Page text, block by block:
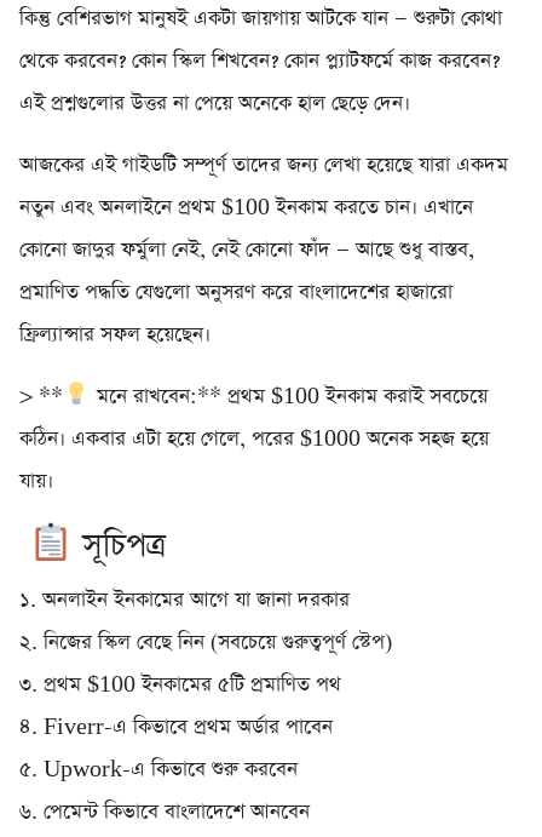
কিন্তু বেশিরভাগ মানুষই একটা জায়গায় আটকে যান — শুরুটা কোথা
থেকে করবেন? কোন স্কিল শিখবেন? কোন প্ল্যাটফর্মে কাজ করবেন?
এই প্রশ্নগুলোর উত্তর না পেয়ে অনেকে হাল ছেড়ে দেন।
আজকের এই গাইডটি সম্পূর্ণ তাদের জন্য লেখা হয়েছে যারা একদম
নতুন এবং অনলাইনে প্রথম $100 ইনকাম করতে চান। এখানে
কোনো জাদুর ফর্মুলা নেই, নেই কোনো ফাঁদ — আছে শুধু বাস্তব,
প্রমাণিত পদ্ধতি যেগুলো অনুসরণ করে বাংলাদেশের হাজারো
ফ্রিল্যান্সার সফল হয়েছেন।
> **
মনে রাখবেন:** প্রথম $100 ইনকাম করাই সবচেয়ে
কঠিন। একবার এটা হয়ে গেলে, পরের $1000 অনেক সহজ হয়ে
যায়।
সূচিপত্র
১. অনলাইন ইনকামের আগে যা জানা দরকার
২. নিজের স্কিল বেছে নিন (সবচেয়ে গুরুত্বপূর্ণ স্টেপ)
৩. প্রথম $100 ইনকামের ৫টি প্রমাণিত পথ
৪. Fiverr-এ কিভাবে প্রথম অর্ডার পাবেন
৫. Upwork-এ কিভাবে শুরু করবেন
৬. পেমেন্ট কিভাবে বাংলাদেশে আনবেন